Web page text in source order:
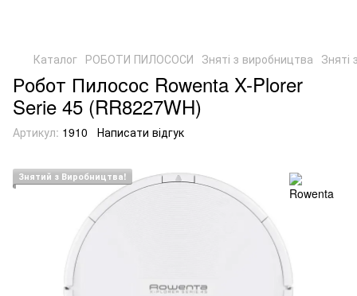
Каталог РОБОТИ ПИЛОСОСИ Зняті з виробництва Зняті
Робот Пилосос Rowenta X-Plorer
Serie 45 (RR8227WH)
Артикул: 1910 Написати відгук
Знятий з Виробництва!